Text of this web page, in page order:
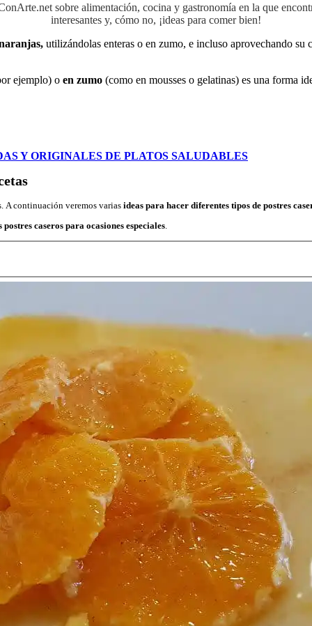
sobre alimentación, cocina y gastronomía en la que
interesantes y, cómo no, ¡ideas para comer bien!
utilizándolas enteras o en zumo, e incluso aprovechando su
ejemplo) o en zumo (como en mousses o gelatinas) es una forma
Y ORIGINALES DE PLATOS SALUDABLES
A continuación veremos varias ideas para hacer diferentes tipos de postres
postres caseros para ocasiones especiales.